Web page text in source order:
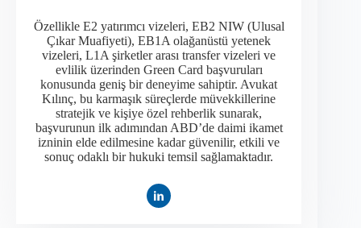
Özellikle E2 yatırımcı vizeleri, EB2 NIW (Ulusal
Çıkar Muafiyeti), EB1A olağanüstü yetenek
vizeleri, L1A şirketler arası transfer vizeleri ve
evlilik üzerinden Green Card başvuruları
konusunda geniş bir deneyime sahiptir. Avukat
Kılınç, bu karmaşık süreçlerde müvekkillerine
stratejik ve kişiye özel rehberlik sunarak,
başvurunun ilk adımından ABD’de daimi ikamet
izninin elde edilmesine kadar güvenilir, etkili ve
sonuç odaklı bir hukuki temsil sağlamaktadır.